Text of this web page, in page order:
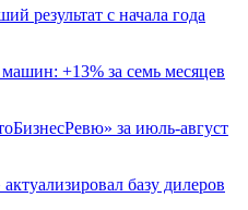
результат с начала года
+13% за семь месяцев
за июль-август
базу дилеров